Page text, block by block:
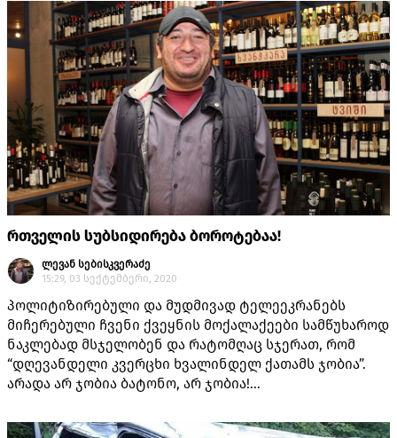
რთველის სუბსიდირება ბოროტებაა!
ლევან სებისკვერაძე
15:29, 03 სექტემბერი, 2020
პოლიტიზირებული და მუდმივად ტელეეკრანებს
მიჩერებული ჩვენი ქვეყნის მოქალაქეები სამწუხაროდ
ნაკლებად მსჯელობენ და რატომღაც სჯერათ, რომ
“დღევანდელი კვერცხი ხვალინდელ ქათამს ჯობია”.
არადა არ ჯობია ბატონო, არ ჯობია!...